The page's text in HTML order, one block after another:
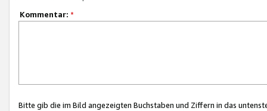
Kommentar: *
Bitte gib die im Bild angezeigten Buchstaben und Ziffern in das